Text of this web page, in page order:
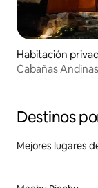
Habitación
Cabañas
Destinos
Mejores lugares